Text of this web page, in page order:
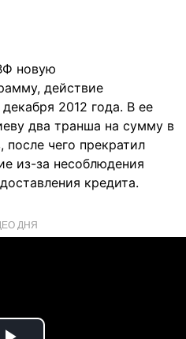
новую
действие
2012 года. В ее
два транша на сумму в
чего прекратил
из-за несоблюдения
кредита.
ДНЯ